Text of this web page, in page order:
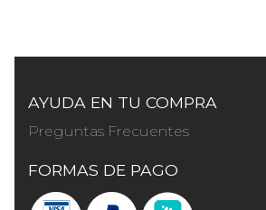
AYUDA EN TU COMPRA
Preguntas Frecuentes
FORMAS DE PAGO